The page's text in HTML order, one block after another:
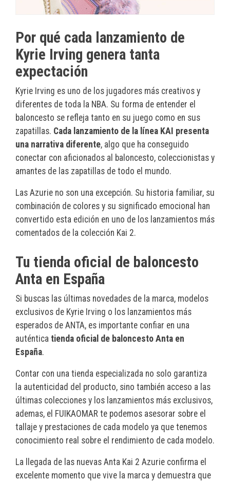
Por qué cada lanzamiento de
Kyrie Irving genera tanta
expectación
Kyrie Irving es uno de los jugadores más creativos y
diferentes de toda la NBA. Su forma de entender el
baloncesto se refleja tanto en su juego como en sus
zapatillas. Cada lanzamiento de la línea KAI presenta
una narrativa diferente, algo que ha conseguido
conectar con aficionados al baloncesto, coleccionistas y
amantes de las zapatillas de todo el mundo.
Las Azurie no son una excepción. Su historia familiar, su
combinación de colores y su significado emocional han
convertido esta edición en uno de los lanzamientos más
comentados de la colección Kai 2.
Tu tienda oficial de baloncesto
Anta en España
Si buscas las últimas novedades de la marca, modelos
exclusivos de Kyrie Irving o los lanzamientos más
esperados de ANTA, es importante confiar en una
auténtica tienda oficial de baloncesto Anta en
España.
Contar con una tienda especializada no solo garantiza
la autenticidad del producto, sino también acceso a las
últimas colecciones y los lanzamientos más exclusivos,
ademas, el FUIKAOMAR te podemos asesorar sobre el
tallaje y prestaciones de cada modelo ya que tenemos
conocimiento real sobre el rendimiento de cada modelo.
La llegada de las nuevas Anta Kai 2 Azurie confirma el
excelente momento que vive la marca y demuestra que